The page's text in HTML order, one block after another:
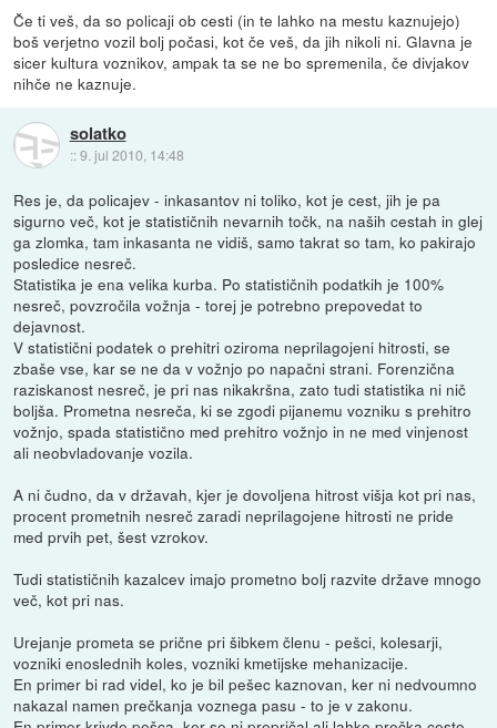
Če ti veš, da so policaji ob cesti (in te lahko na mestu kaznujejo)
boš verjetno vozil bolj počasi, kot če veš, da jih nikoli ni. Glavna je
sicer kultura voznikov, ampak ta se ne bo spremenila, če divjakov
nihče ne kaznuje.
solatko
::9. jul 2010, 14:48
Res je, da policajev - inkasantov ni toliko, kot je cest, jih je pa
sigurno več, kot je statističnih nevarnih točk, na naših cestah in glej
ga zlomka, tam inkasanta ne vidiš, samo takrat so tam, ko pakirajo
posledice nesreč.
Statistika je ena velika kurba. Po statističnih podatkih je 100%
nesreč, povzročila vožnja - torej je potrebno prepovedat to
dejavnost.
V statistični podatek o prehitri oziroma neprilagojeni hitrosti, se
zbaše vse, kar se ne da v vožnjo po napačni strani. Forenzična
raziskanost nesreč, je pri nas nikakršna, zato tudi statistika ni nič
boljša. Prometna nesreča, ki se zgodi pijanemu vozniku s prehitro
vožnjo, spada statistično med prehitro vožnjo in ne med vinjenost
ali neobvladovanje vozila.
A ni čudno, da v državah, kjer je dovoljena hitrost višja kot pri nas,
procent prometnih nesreč zaradi neprilagojene hitrosti ne pride
med prvih pet, šest vzrokov.
Tudi statističnih kazalcev imajo prometno bolj razvite države mnogo
več, kot pri nas.
Urejanje prometa se prične pri šibkem členu - pešci, kolesarji,
vozniki enoslednih koles, vozniki kmetijske mehanizacije.
En primer bi rad videl, ko je bil pešec kaznovan, ker ni nedvoumno
nakazal namen prečkanja voznega pasu - to je v zakonu.